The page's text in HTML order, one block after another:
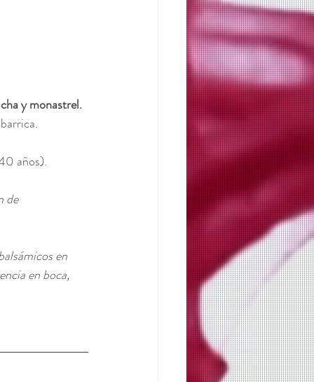
y monastrel.
años).
de
en
en boca,